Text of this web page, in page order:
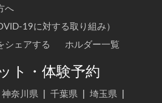
へ
19に対する取り組み）
シェアする
ホルダー一覧
ト・体験予約
神奈川県 千葉県 埼玉県